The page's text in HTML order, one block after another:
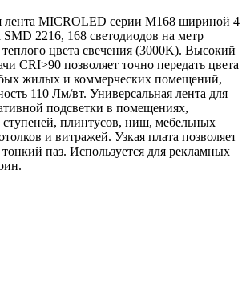
лента MICROLED серии M168 шириной 4
2216, 168 светодиодов на метр
цвета свечения (3000K). Высокий
CRI>90 позволяет точно передать цвета
жилых и коммерческих помещений,
110 Лм/вт. Универсальная лента для
подсветки в помещениях,
ступеней, плинтусов, ниш, мебельных
и витражей. Узкая плата позволяет
паз. Используется для рекламных